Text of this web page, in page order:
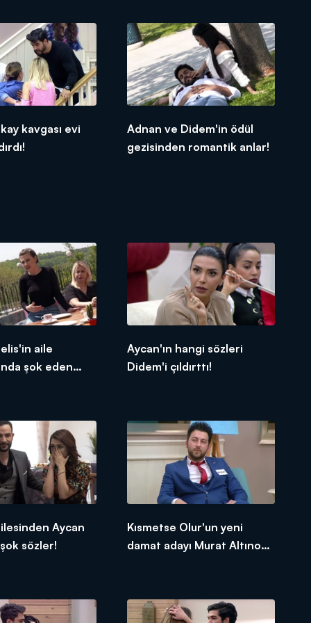
kavgası evi
Adnan ve Didem'in ödül
gezisinden romantik anlar!
aile
şok eden
Aycan'ın hangi sözleri
Didem'i çıldırttı!
Aycan
sözler!
Kısmetse Olur'un yeni
damat adayı Murat Altınok